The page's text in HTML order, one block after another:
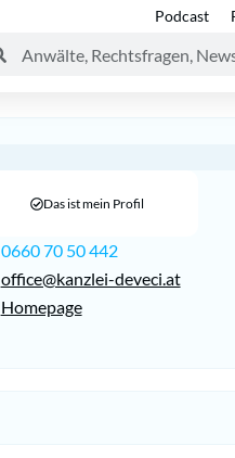
Podcast
Das ist mein Profil
0660 70 50 442
office@kanzlei-deveci.at
Homepage